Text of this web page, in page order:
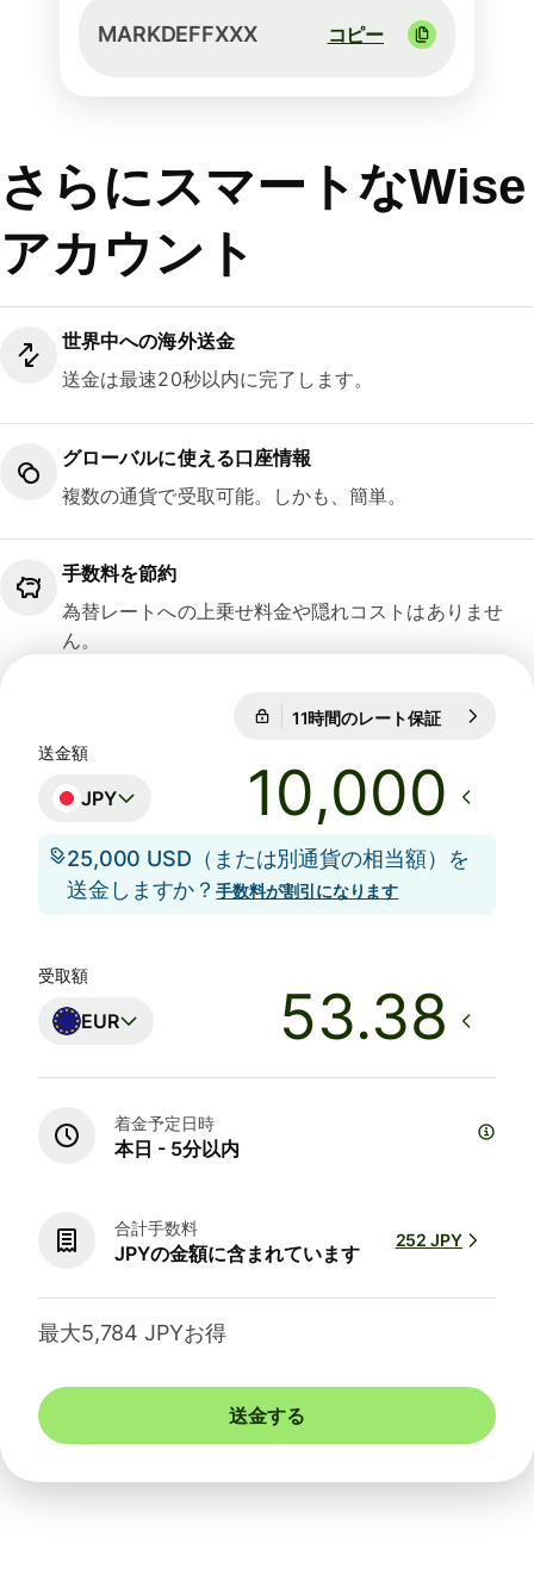
MARKDEFFXXX コピー
さらにスマートなWise
アカウント
世界中への海外送金
送金は最速20秒以内に完了します。
グローバルに使える口座情報
複数の通貨で受取可能。しかも、簡単。
手数料を節約
為替レートへの上乗せ料金や隠れコストはありませ
ん。
1 EUR = 182.615 JPY
送金額
JPY
25,000 USD（または別通貨の相当額）を
送金しますか？手数料が割引になります
受取額
EUR
着金予定日時
本日 - 5分以内
合計手数料
JPYの金額に含まれています
252 JPY
最大5,784 JPYお得
送金する